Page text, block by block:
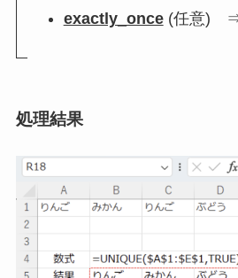
exactly_once(任意) ⇒
処理結果